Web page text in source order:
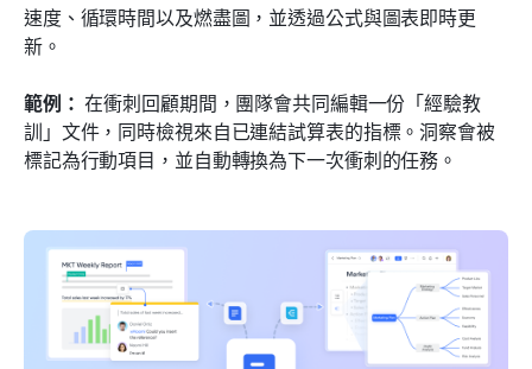
速度、循環時間以及燃盡圖，並透過公式與圖表即時更
新。
範例： 在衝刺回顧期間，團隊會共同編輯一份「經驗教
訓」文件，同時檢視來自已連結試算表的指標。洞察會被
標記為行動項目，並自動轉換為下一次衝刺的任務。